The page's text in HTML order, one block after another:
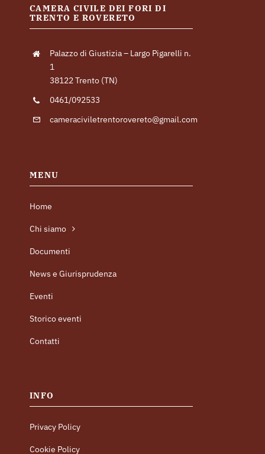
CAMERA CIVILE DEI FORI DI
TRENTO E ROVERETO
Palazzo di Giustizia – Largo Pigarelli n.
1
38122 Trento (TN)
0461/092533
cameraciviletrentorovereto@gmail.com
MENU
Home
Chi siamo
Documenti
News e Giurisprudenza
Eventi
Storico eventi
Contatti
INFO
Privacy Policy
Cookie Policy